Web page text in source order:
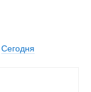
Сегодня